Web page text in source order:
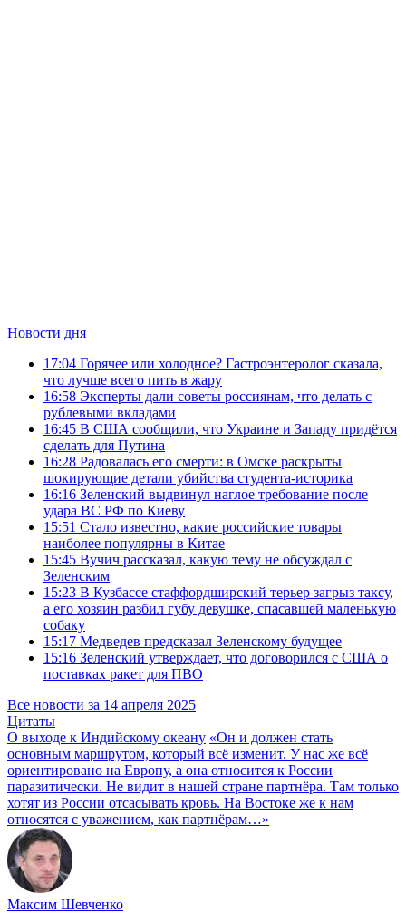
Новости дня
17:04 Горячее или холодное? Гастроэнтеролог сказала,
что лучше всего пить в жару
16:58 Эксперты дали советы россиянам, что делать с
рублевыми вкладами
16:45 В США сообщили, что Украине и Западу придётся
сделать для Путина
16:28 Радовалась его смерти: в Омске раскрыты
шокирующие детали убийства студента‑историка
16:16 Зеленский выдвинул наглое требование после
удара ВС РФ по Киеву
15:51 Стало известно, какие российские товары
наиболее популярны в Китае
15:45 Вучич рассказал, какую тему не обсуждал с
Зеленским
15:23 В Кузбассе стаффордширский терьер загрыз таксу,
а его хозяин разбил губу девушке, спасавшей маленькую
собаку
15:17 Медведев предсказал Зеленскому будущее
15:16 Зеленский утверждает, что договорился с США о
поставках ракет для ПВО
Все новости за 14 апреля 2025
Цитаты
О выходе к Индийскому океану «Он и должен стать
основным маршрутом, который всё изменит. У нас же всё
ориентировано на Европу, а она относится к России
паразитически. Не видит в нашей стране партнёра. Там только
хотят из России отсасывать кровь. На Востоке же к нам
относятся с уважением, как партнёрам…»
Максим Шевченко